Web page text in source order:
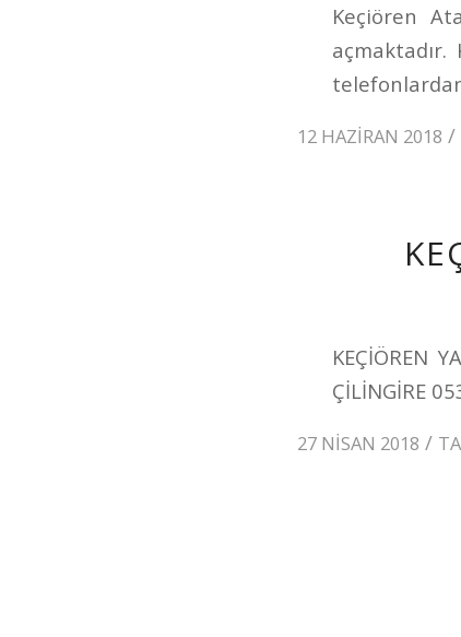
Keçiören
12 HAZIRAN 2018 /
KEÇİÖREN
ÇİLİNGİRE
27 NISAN 2018 /